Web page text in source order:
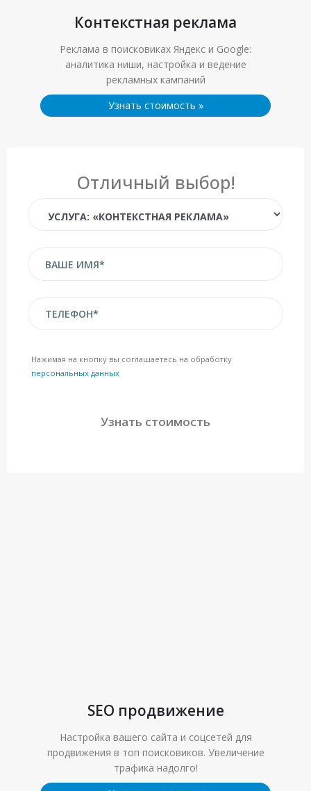
Контекстная реклама
Реклама в поисковиках Яндекс и Google:
аналитика ниши, настройка и ведение
рекламных кампаний
Узнать стоимость »
Отличный выбор!
Нажимая на кнопку вы соглашаетесь на обработку
персональных данных
SEO продвижение
Настройка вашего сайта и соцсетей для
продвижения в топ поисковиков. Увеличение
трафика надолго!